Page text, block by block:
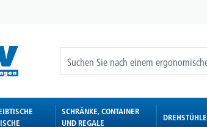
SCHRÄNKE, CONTAINER
UND REGALE
DREHSTÜHLE